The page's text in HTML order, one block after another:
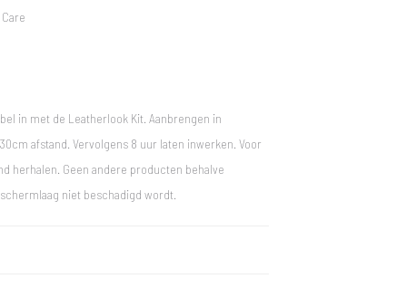
in met de Leatherlook Kit. Aanbrengen in
afstand. Vervolgens 8 uur laten inwerken. Voor
herhalen. Geen andere producten behalve
niet beschadigd wordt.